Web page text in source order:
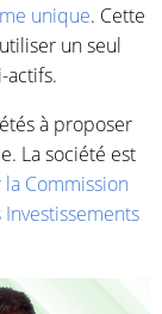
unique. Cette
un seul
actifs.
à proposer
La société est
Commission